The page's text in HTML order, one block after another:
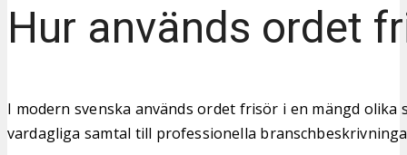
Hur används ordet
I modern svenska används ordet frisör i en mängd olika
vardagliga samtal till professionella